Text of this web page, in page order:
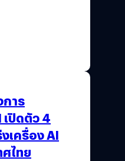
การ
ปิดตัว 4
เครื่อง AI
ไทย